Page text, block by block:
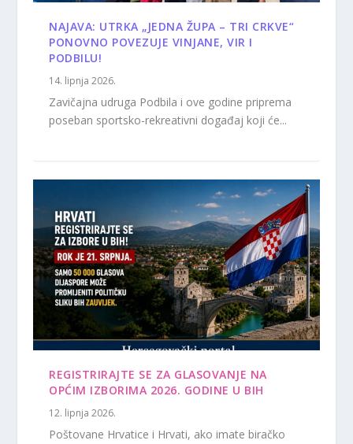
NAJAVA: UTRKA „JEDNA ŽUPA – TRI CRKVE“
PONOVNO POVEZUJE VINJANE, VIR I
PODBILU!
14. lipnja 2026.
Zavičajna udruga Podbila i ove godine priprema
poseban sportsko-rekreativni događaj koji će...
REGISTRIRAJTE SE ZA GLASOVANJE NA
OPĆIM IZBORIMA 2026. GODINE U BIH
12. lipnja 2026.
Poštovane Hrvatice i Hrvati, ako imate biračko